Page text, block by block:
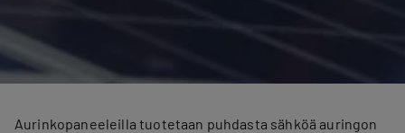
Aurinkopaneeleilla tuotetaan puhdasta sähköä auringon